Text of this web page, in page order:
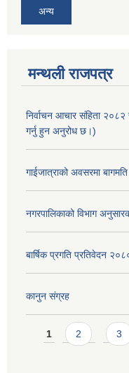
अन्य
मन्थली राजपत्र
निर्वाचन आचार संहिता २०८२
गर्नु हुन अनुरोध छ।)
गाईजात्राको अवसरमा
नगरपालिकाको विभाग
बार्षिक प्रगति प्रतिवेदन
कानुन संग्रह
Pages
1 2 3